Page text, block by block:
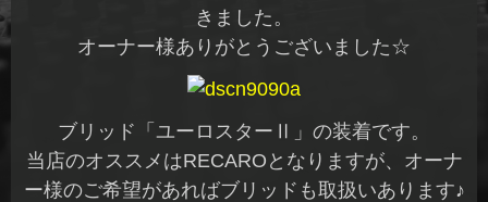
きました。
オーナー様ありがとうございました☆
ブリッド「ユーロスターⅡ」の装着です。
当店のオススメはRECAROとなりますが、オーナ
ー様のご希望があればブリッドも取扱いあります♪